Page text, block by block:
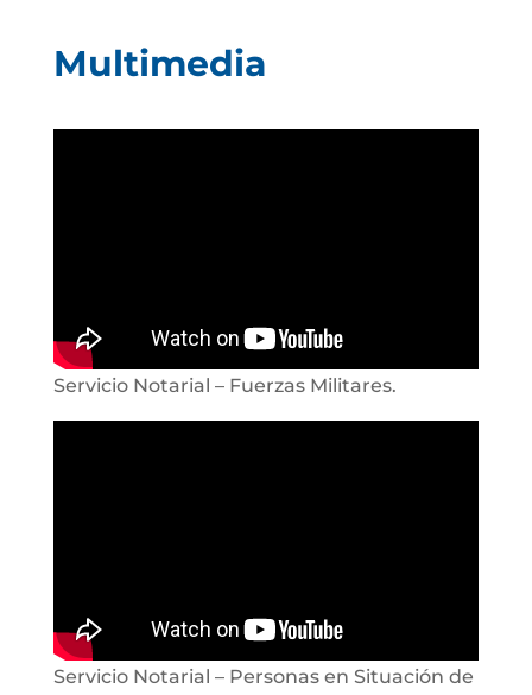
Multimedia
Servicio Notarial – Fuerzas Militares.
Servicio Notarial – Personas en Situación de